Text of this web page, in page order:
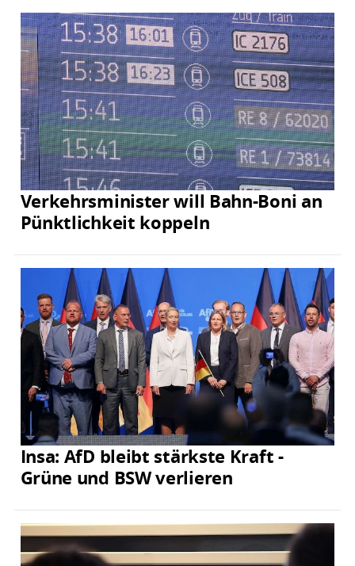
Verkehrsminister will Bahn-Boni an
Pünktlichkeit koppeln
Insa: AfD bleibt stärkste Kraft -
Grüne und BSW verlieren